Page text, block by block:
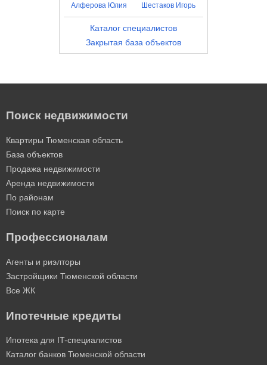
Алферова Юлия Шестаков Игорь
Каталог специалистов
Закрытая база объектов
Поиск недвижимости
Квартиры Тюменская область
База объектов
Продажа недвижимости
Аренда недвижимости
По районам
Поиск по карте
Профессионалам
Агенты и риэлторы
Застройщики Тюменской области
Все ЖК
Ипотечные кредиты
Ипотека для IT-специалистов
Каталог банков Тюменской области